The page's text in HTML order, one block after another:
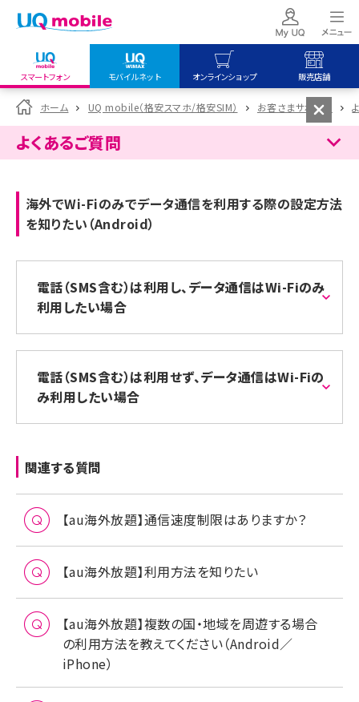
スマートフォン モバイルネット オンラインショップ 販売店舗
my UQ WiMAX
UQ WiMAX ご契約の方
My UQ mobile
UQ mobile
データチャージサイト
UQ mobile
オンラインショップ
UQ WiMAX
UQ mobile
販売店舗
UQ WiMAX
ホーム UQ mobile（格安スマホ/格安SIM） お客さまサポート
よくあるご質問
海外でWi-Fiのみでデータ通信を利用する際の設定方法
を知りたい（Android）
電話（SMS含む）は利用し、データ通信はWi-Fiのみ
利用したい場合
電話（SMS含む）は利用せず、データ通信はWi-Fiの
み利用したい場合
関連する質問
【au海外放題】通信速度制限はありますか？
【au海外放題】利用方法を知りたい
【au海外放題】複数の国・地域を周遊する場合
の利用方法を教えてください（Android／
iPhone）